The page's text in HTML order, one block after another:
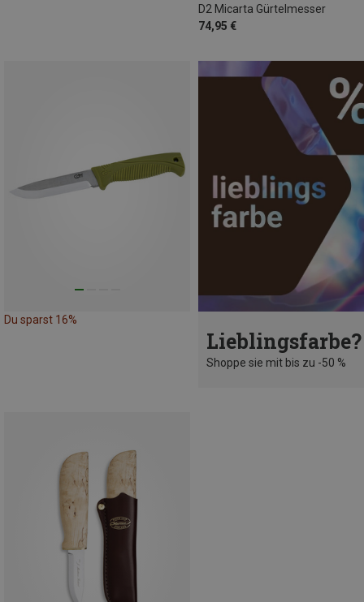
D2 Micarta Gürtelmesser
74,95 €
Du sparst 16%
Lieblingsfarbe?
Shoppe sie mit bis zu -50 %